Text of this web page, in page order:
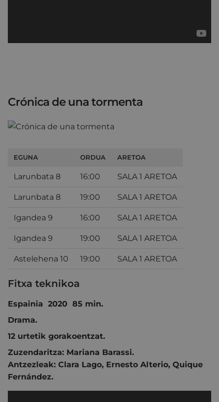
Crónica de una tormenta
EGUNA ORDUA ARETOA
Larunbata 8 16:00 SALA 1 ARETOA
Larunbata 8 19:00 SALA 1 ARETOA
Igandea 9 16:00 SALA 1 ARETOA
Igandea 9 19:00 SALA 1 ARETOA
Astelehena 10 19:00 SALA 1 ARETOA
Fitxa teknikoa
Espainia 2020 85 min.
Drama.
12 urtetik gorakoentzat.
Zuzendaritza: Mariana Barassi.
Antzezleak: Clara Lago, Ernesto Alterio, Quique
Fernández.